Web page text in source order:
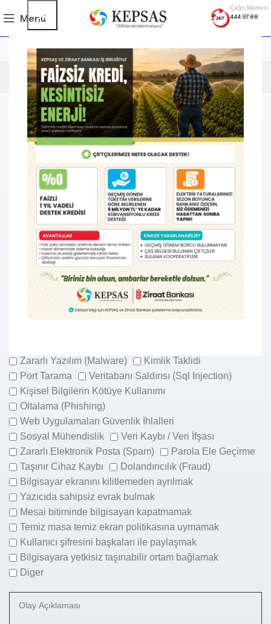
Menü
Çağrı Merkezi
444 97 88
Olay Bildirim Formu
OLAY BİLDİRİM FORMU
Lütfen (*) ile belirtilen yerleri boş bırakmayınız.
Zararlı Yazılım (Malware)
Kimlik Taklidi
Port Tarama
Veritabanı Saldırısı (Sql Injection)
Kişisel Bilgilerin Kötüye Kullanımı
Oltalama (Phishing)
Web Uygulamaları Güvenlik İhlalleri
Sosyal Mühendislik
Veri Kaybı / Veri İfşası
Zararlı Elektronik Posta (Spam)
Parola Ele Geçirme
Taşınır Cihaz Kaybı
Dolandırıcılık (Fraud)
Bilgisayar ekranını kilitlemeden ayrılmak
Yazıcıda sahipsiz evrak bulmak
Mesai bitiminde bilgisayarı kapatmamak
Temiz masa temiz ekran politikasına uymamak
Kullanıcı şifresini başkaları ile paylaşmak
Bilgisayara yetkisiz taşınabilir ortam bağlamak
Diger